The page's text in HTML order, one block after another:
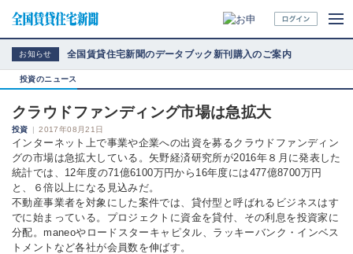
お知らせ 全国賃貸住宅新聞のデータブック新刊購入のご案内
投資のニュース
クラウドファンディング市場は急拡大
投資 | 2017年08月21日
インターネット上で事業や企業への出資を募るクラウドファンディン
グの市場は急拡大している。矢野経済研究所が2016年８月に発表した
統計では、12年度の71億6100万円から16年度には477億8700万円
と、６倍以上になる見込みだ。
不動産事業者を対象にした案件では、貸付型と呼ばれるビジネスはす
でに始まっている。プロジェクトに資金を貸付、その利息を投資家に
分配。maneoやロードスターキャピタル、ラッキーバンク・インベス
トメントなど各社が会員数を伸ばす。